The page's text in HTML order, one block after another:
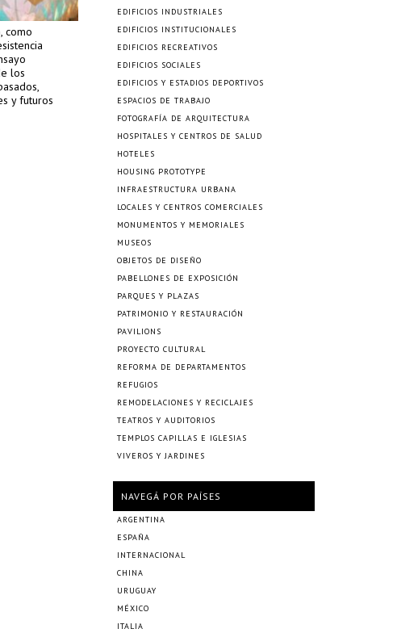
como
los
y futuros
EDIFICIOS INDUSTRIALES
EDIFICIOS INSTITUCIONALES
EDIFICIOS RECREATIVOS
EDIFICIOS SOCIALES
EDIFICIOS Y ESTADIOS DEPORTIVOS
ESPACIOS DE TRABAJO
FOTOGRAFÍA DE ARQUITECTURA
HOSPITALES Y CENTROS DE SALUD
HOTELES
HOUSING PROTOTYPE
INFRAESTRUCTURA URBANA
LOCALES Y CENTROS COMERCIALES
MONUMENTOS Y MEMORIALES
MUSEOS
OBJETOS DE DISEÑO
PABELLONES DE EXPOSICIÓN
PARQUES Y PLAZAS
PATRIMONIO Y RESTAURACIÓN
PAVILIONS
PROYECTO CULTURAL
REFORMA DE DEPARTAMENTOS
REFUGIOS
REMODELACIONES Y RECICLAJES
TEATROS Y AUDITORIOS
TEMPLOS CAPILLAS E IGLESIAS
VIVEROS Y JARDINES
NAVEGÁ POR PAÍSES
ARGENTINA
ESPAÑA
INTERNACIONAL
CHINA
URUGUAY
MÉXICO
ITALIA